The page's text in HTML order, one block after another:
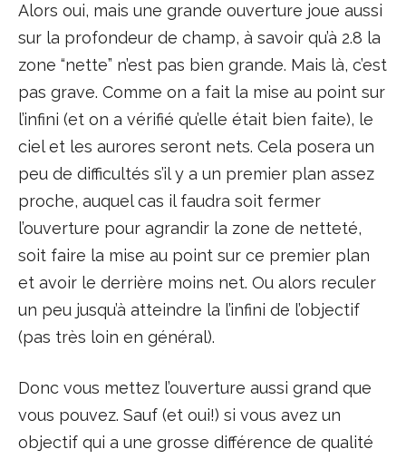
Alors oui, mais une grande ouverture joue aussi
sur la profondeur de champ, à savoir qu’à 2.8 la
zone “nette” n’est pas bien grande. Mais là, c’est
pas grave. Comme on a fait la mise au point sur
l’infini (et on a vérifié qu’elle était bien faite), le
ciel et les aurores seront nets. Cela posera un
peu de difficultés s’il y a un premier plan assez
proche, auquel cas il faudra soit fermer
l’ouverture pour agrandir la zone de netteté,
soit faire la mise au point sur ce premier plan
et avoir le derrière moins net. Ou alors reculer
un peu jusqu’à atteindre la l’infini de l’objectif
(pas très loin en général).
Donc vous mettez l’ouverture aussi grand que
vous pouvez. Sauf (et oui!) si vous avez un
objectif qui a une grosse différence de qualité